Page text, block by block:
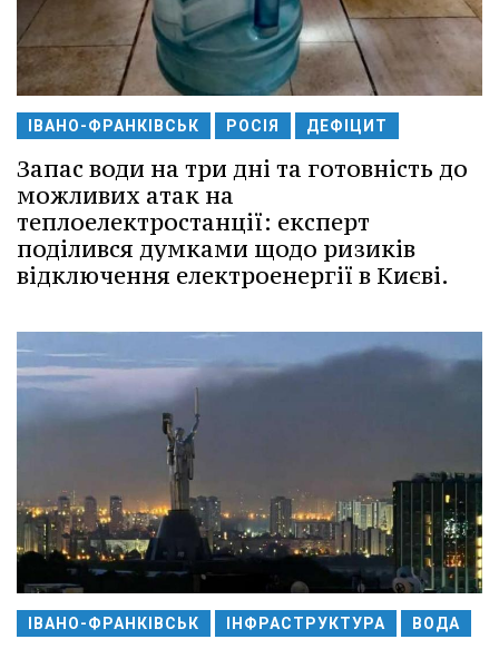
ІВАНО-ФРАНКІВСЬК РОСІЯ ДЕФІЦИТ
Запас води на три дні та готовність до
можливих атак на
теплоелектростанції: експерт
поділився думками щодо ризиків
відключення електроенергії в Києві.
ІВАНО-ФРАНКІВСЬК ІНФРАСТРУКТУРА ВОДА